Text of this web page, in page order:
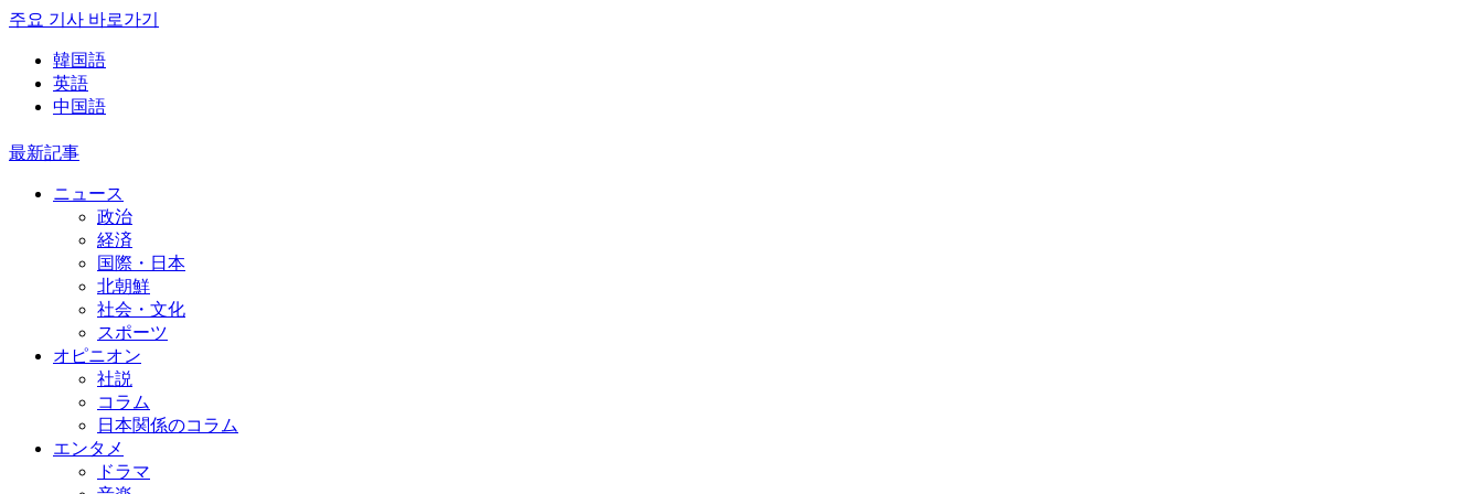
주요 기사 바로가기
韓国語
英語
中国語
最新記事
ニュース
政治
経済
国際・日本
北朝鮮
社会・文化
スポーツ
オピニオン
社説
コラム
日本関係のコラム
エンタメ
ドラマ